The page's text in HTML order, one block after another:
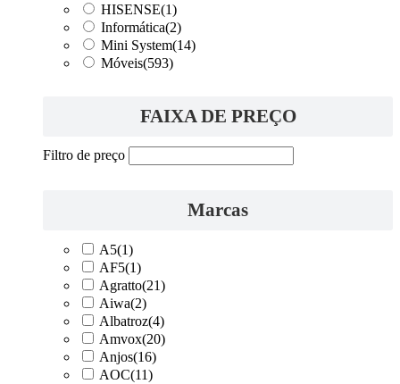
HISENSE(1)
Informática(2)
Mini System(14)
Móveis(593)
FAIXA DE PREÇO
Filtro de preço
Marcas
A5(1)
AF5(1)
Agratto(21)
Aiwa(2)
Albatroz(4)
Amvox(20)
Anjos(16)
AOC(11)